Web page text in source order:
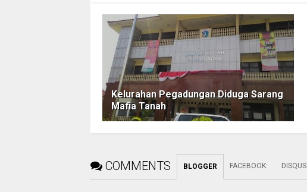
Kelurahan Pegadungan Diduga Sarang
Mafia Tanah
COMMENTS BLOGGER FACEBOOK: DISQUS